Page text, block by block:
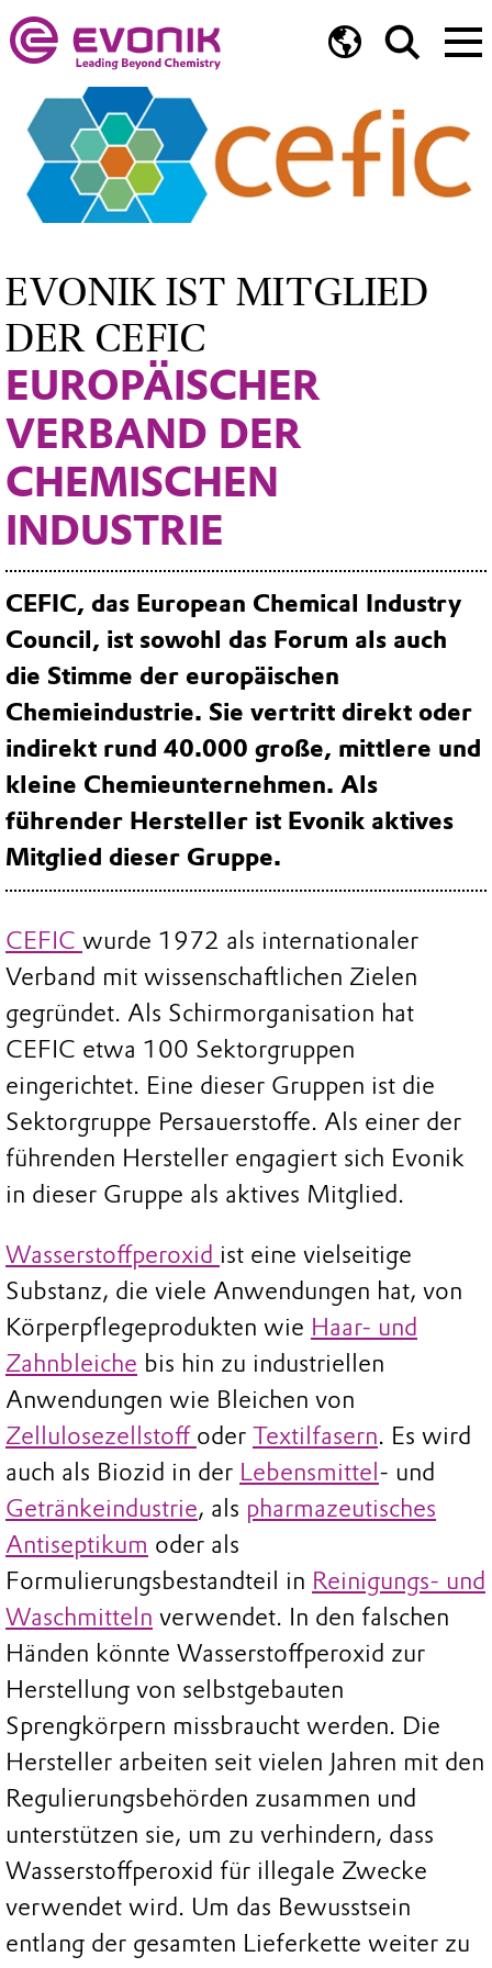
EVONIK IST MITGLIED
DER CEFIC
EUROPÄISCHER
VERBAND DER
CHEMISCHEN
INDUSTRIE
CEFIC, das European Chemical Industry
Council, ist sowohl das Forum als auch
die Stimme der europäischen
Chemieindustrie. Sie vertritt direkt oder
indirekt rund 40.000 große, mittlere und
kleine Chemieunternehmen. Als
führender Hersteller ist Evonik aktives
Mitglied dieser Gruppe.
CEFIC wurde 1972 als internationaler
Verband mit wissenschaftlichen Zielen
gegründet. Als Schirmorganisation hat
CEFIC etwa 100 Sektorgruppen
eingerichtet. Eine dieser Gruppen ist die
Sektorgruppe Persauerstoffe. Als einer der
führenden Hersteller engagiert sich Evonik
in dieser Gruppe als aktives Mitglied.
Wasserstoffperoxid ist eine vielseitige
Substanz, die viele Anwendungen hat, von
Körperpflegeprodukten wie Haar- und
Zahnbleiche bis hin zu industriellen
Anwendungen wie Bleichen von
Zellulosezellstoff oder Textilfasern. Es wird
auch als Biozid in der Lebensmittel - und
Getränkeindustrie, als pharmazeutisches
Antiseptikum oder als
Formulierungsbestandteil in Reinigungs- und
Waschmitteln verwendet. In den falschen
Händen könnte Wasserstoffperoxid zur
Herstellung von selbstgebauten
Sprengkörpern missbraucht werden. Die
Hersteller arbeiten seit vielen Jahren mit den
Regulierungsbehörden zusammen und
unterstützen sie, um zu verhindern, dass
Wasserstoffperoxid für illegale Zwecke
verwendet wird. Um das Bewusstsein
entlang der gesamten Lieferkette weiter zu